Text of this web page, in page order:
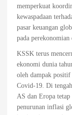
memperkuat
kewaspadaan
pasar keuangan
pada perekonomian
KSSK terus
ekonomi dunia
oleh dampak positif
Covid-19. Di
AS dan Eropa tetap
penurunan inflasi